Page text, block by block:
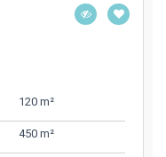
120 m²
450 m²